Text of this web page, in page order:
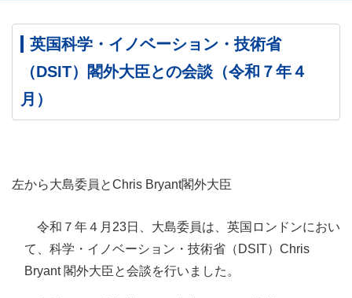
英国科学・イノベーション・技術省
（DSIT）閣外大臣との会談（令和７年４
月）
左から大島委員とChris Bryant閣外大臣
令和７年４月23日、大島委員は、英国ロンドンにおい
て、科学・イノベーション・技術省（DSIT）Chris
Bryant 閣外大臣と会談を行いました。